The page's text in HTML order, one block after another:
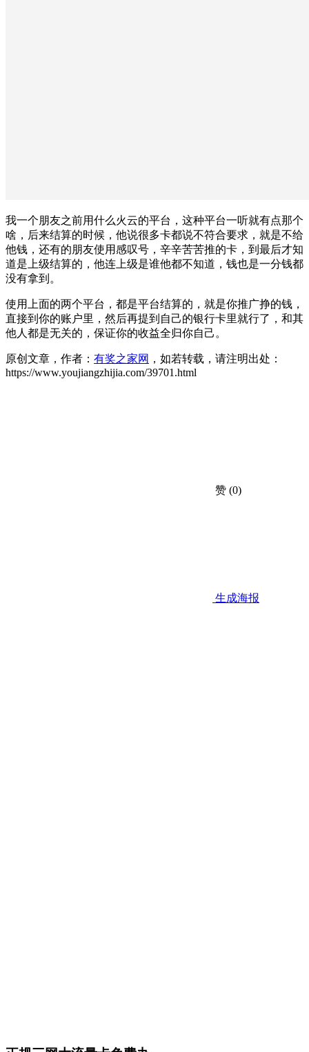
我一个朋友之前用什么火云的平台，这种平台一听就有点那个
啥，后来结算的时候，他说很多卡都说不符合要求，就是不给
他钱，还有的朋友使用感叹号，辛辛苦苦推的卡，到最后才知
道是上级结算的，他连上级是谁他都不知道，钱也是一分钱都
没有拿到。
使用上面的两个平台，都是平台结算的，就是你推广挣的钱，
直接到你的账户里，然后再提到自己的银行卡里就行了，和其
他人都是无关的，保证你的收益全归你自己。
原创文章，作者： 有奖之家网 ，如若转载，请注明出处：
https://www.youjiangzhijia.com/39701.html
赞 (0)
生成海报